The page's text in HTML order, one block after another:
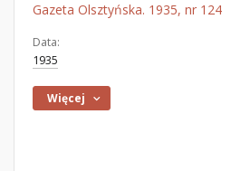
Gazeta Olsztyńska. 1935, nr 124
Data:
1935
Więcej